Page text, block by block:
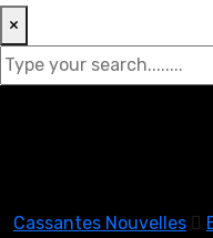
×
Cassantes Nouvelles